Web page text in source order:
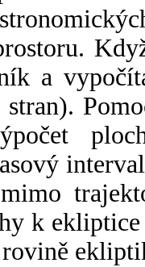
a
stran).
k